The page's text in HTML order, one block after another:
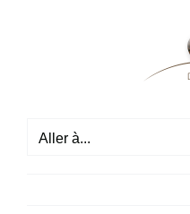
Aller à...